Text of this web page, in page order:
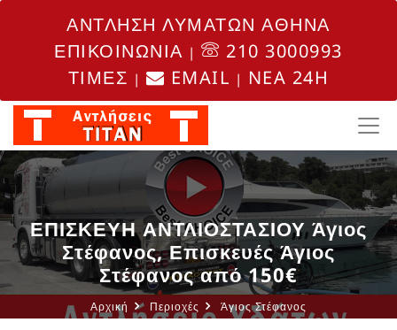
ΑΝΤΛΗΣΗ ΛΥΜΑΤΩΝ ΑΘΗΝΑ
ΕΠΙΚΟΙΝΩΝΙΑ |
210 3000993
ΤΙΜΕΣ | EMAIL | NEA 24H
ΕΠΙΣΚΕΥΗ ΑΝΤΛΙΟΣΤΑΣΙΟΥ Άγιος
Στέφανος, Επισκευές Άγιος
Στέφανος από 150€
Αρχική Περιοχές Άγιος Στέφανος